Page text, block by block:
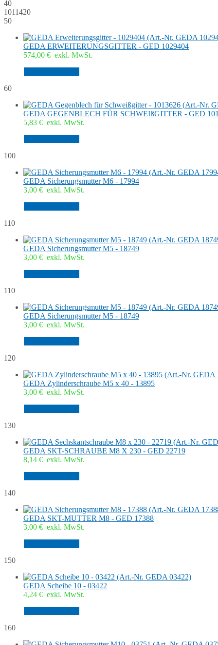
40
1011420
50
GEDA ERWEITERUNGSGITTER - GED 1029404
574,00 € exkl. MwSt.
60
GEDA GEGENBLECH FÜR SCHWEIßGITTER - GED
5,83 € exkl. MwSt.
100
GEDA Sicherungsmutter M6 - 17994
3,00 € exkl. MwSt.
110
GEDA Sicherungsmutter M5 - 18749
3,00 € exkl. MwSt.
110
GEDA Sicherungsmutter M5 - 18749
3,00 € exkl. MwSt.
120
GEDA Zylinderschraube M5 x 40 - 13895
3,00 € exkl. MwSt.
130
GEDA SKT-SCHRAUBE M8 X 230 - GED 22719
8,14 € exkl. MwSt.
140
GEDA SKT-MUTTER M8 - GED 17388
3,00 € exkl. MwSt.
150
GEDA Scheibe 10 - 03422
4,24 € exkl. MwSt.
160